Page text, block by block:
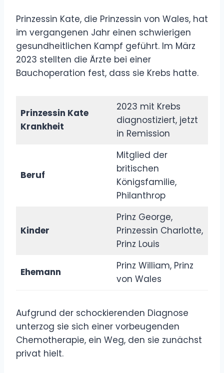
Prinzessin Kate, die Prinzessin von Wales, hat
im vergangenen Jahr einen schwierigen
gesundheitlichen Kampf geführt. Im März
2023 stellten die Ärzte bei einer
Bauchoperation fest, dass sie Krebs hatte.
Prinzessin Kate
Krankheit
2023 mit Krebs
diagnostiziert, jetzt
in Remission
Beruf
Mitglied der
britischen
Königsfamilie,
Philanthrop
Kinder
Prinz George,
Prinzessin Charlotte,
Prinz Louis
Ehemann
Prinz William, Prinz
von Wales
Aufgrund der schockierenden Diagnose
unterzog sie sich einer vorbeugenden
Chemotherapie, ein Weg, den sie zunächst
privat hielt.